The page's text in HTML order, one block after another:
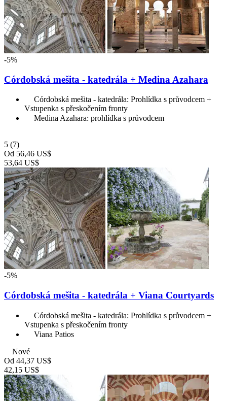
-5%
Córdobská mešita - katedrála + Medina Azahara
Córdobská mešita - katedrála: Prohlídka s průvodcem +
Vstupenka s přeskočením fronty
Medina Azahara: prohlídka s průvodcem
5 (7)
Od 56,46 US$
53,64 US$
-5%
Córdobská mešita - katedrála + Viana Courtyards
Córdobská mešita - katedrála: Prohlídka s průvodcem +
Vstupenka s přeskočením fronty
Viana Patios
Nové
Od 44,37 US$
42,15 US$